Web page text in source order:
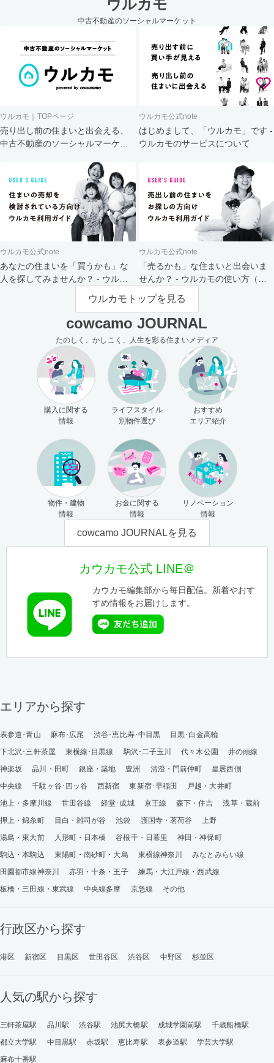
ウルカモ
中古不動産のソーシャルマーケット
ウルカモ｜TOPページ
売り出し前の住まいと出会える、
中古不動産のソーシャルマーケッ
ウルカモ公式note
はじめまして、「ウルカモ」です -
ウルカモのサービスについて
ウルカモ公式note
あなたの住まいを「買うかも」な
人を探してみませんか？ - ウルカ
ウルカモ公式note
「売るかも」な住まいと出会いま
せんか？ - ウルカモの使い方（買
主さま向け）
ウルカモトップを見る
cowcamo JOURNAL
たのしく、かしこく、人生を彩る住まいメディア
購入に関する
情報
ライフスタイル
別物件選び
おすすめ
エリア紹介
物件・建物
情報
お金に関する
情報
リノベーション
情報
cowcamo JOURNALを見る
カウカモ公式 LINE＠
カウカモ編集部から毎日配信。新着やおす
すめ情報をお届けします。
エリアから探す
表参道･青山 麻布･広尾 渋谷･恵比寿･中目黒
目黒･白金高輪
下北沢･三軒茶屋
東横線･目黒線 駒沢･二子玉川 代々木公園
井の頭線
神楽坂
品川・田町 銀座・築地 豊洲 清澄・門前仲町
皇居西側
中央線
千駄ヶ谷･四ッ谷 西新宿 東新宿･早稲田
戸越・大井町
池上・多摩川線
世田谷線 経堂･成城 京王線 森下・住吉
浅草・蔵前
押上・錦糸町
目白・雑司が谷 池袋 護国寺・茗荷谷
上野
湯島・東大前
人形町・日本橋 谷根千・日暮里
神田・神保町
駒込・本駒込
東陽町・南砂町・大島 東横線神奈川
みなとみらい線
田園都市線神奈川
赤羽・十条・王子
練馬・大江戸線・西武線
板橋・三田線・東武線
中央線多摩 京急線 その他
行政区から探す
港区 新宿区 目黒区 世田谷区 渋谷区 中野区 杉並区
人気の駅から探す
三軒茶屋駅 品川駅 渋谷駅 池尻大橋駅 成城学園前駅
千歳船橋駅
都立大学駅
中目黒駅 赤坂駅 恵比寿駅 表参道駅
学芸大学駅
麻布十番駅